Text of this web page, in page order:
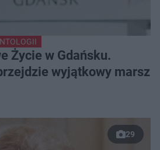
Życie w Gdańsku.
wyjątkowy marsz
29